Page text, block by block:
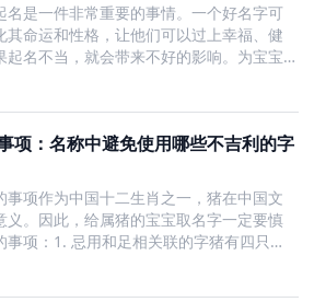
名是一件非常重要的事情。一个好名字可
其命运和性格，让他们可以过上幸福、健
起名不当，就会带来不好的影响。为宝宝
阳五行的调节、排除不吉利的象数、选
项：名称中避免使用哪些不吉利的字
事项作为中国十二生肖之一，猪在中国文
义。因此，给属猪的宝宝取名字一定要慎
项：1. 忌用和足相关联的字猪有四只
康。因此，在给属猪的宝宝取名字时，